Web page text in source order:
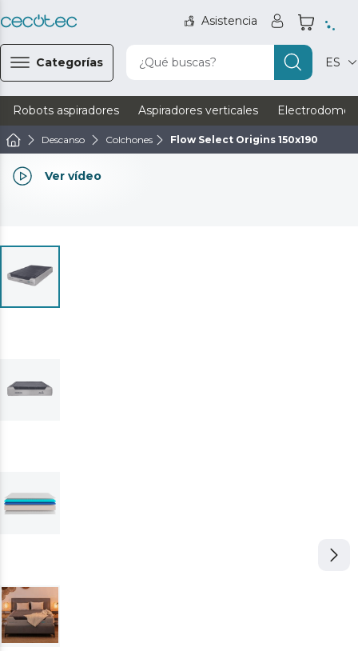
Asistencia
Categorías ¿Qué buscas? ES
Robots aspiradores Aspiradores verticales
Descanso Colchones Flow Select Origins 150x190
Ver vídeo